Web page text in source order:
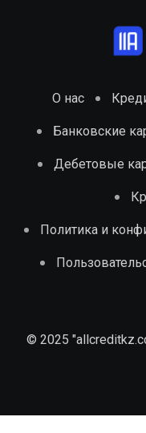
О нас
Банковские
Дебетовые
Политика и
© 2025